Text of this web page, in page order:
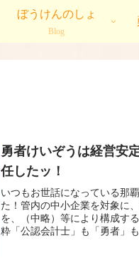
ぼうけんのしょ
Blog
勇者けいぞうは経営安
任したッ！
いつもお世話になっている那
た！管内の中小企業を対象に
を、（中略）等により構成す
粋「公認会計士」も「勇者」